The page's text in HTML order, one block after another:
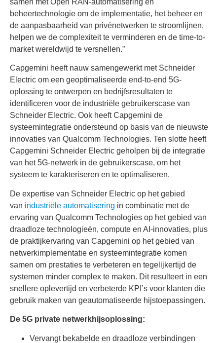
samen met Open RAN-automatisering en
beheertechnologie om de implementatie, het beheer en
de aanpasbaarheid van privénetwerken te stroomlijnen,
helpen we de complexiteit te verminderen en de time-to-
market wereldwijd te versnellen.”
Capgemini heeft nauw samengewerkt met Schneider
Electric om een geoptimaliseerde end-to-end 5G-
oplossing te ontwerpen en bedrijfsresultaten te
identificeren voor de industriële gebruikerscase van
Schneider Electric. Ook heeft Capgemini de
systeemintegratie ondersteund op basis van de nieuwste
innovaties van Qualcomm Technologies. Ten slotte heeft
Capgemini Schneider Electric geholpen bij de integratie
van het 5G-netwerk in de gebruikerscase, om het
systeem te karakteriseren en te optimaliseren.
De expertise van Schneider Electric op het gebied
van industriële automatisering in combinatie met de
ervaring van Qualcomm Technologies op het gebied van
draadloze technologieën, compute en AI-innovaties, plus
de praktijkervaring van Capgemini op het gebied van
netwerkimplementatie en systeemintegratie komen
samen om prestaties te verbeteren en tegelijkertijd de
systemen minder complex te maken. Dit resulteert in een
snellere oplevertijd en verbeterde KPI’s voor klanten die
gebruik maken van geautomatiseerde hijstoepassingen.
De 5G private netwerkhijsoplossing:
Vervangt bekabelde en draadloze verbindingen